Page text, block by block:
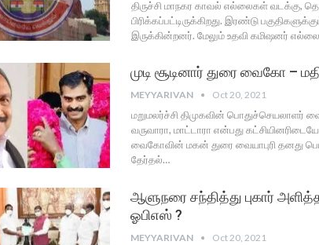
திருச்சி மாநகர காவல் எல்லைகள் வடக்கு,
பிரிக்கப்பட்டிருக்கிறது. இரண்டு
இருக்கின்றனர். மேலும் உதவி கமிஷனர்
முடி சூடினார் துரை வைகோ –
MEYYARIVAN Oct 20, 2021
மறுமலர்ச்சி திமுகவின்
வருவாரா, மாட்டாரா என்பது
வைகோவின் மகன் துரை வையாபுரி தனது
தேர்தல்…
ஆளுநரை சந்தித்து புகார்
ஓபிஎஸ் ?
MEYYARIVAN Oct 20, 2021